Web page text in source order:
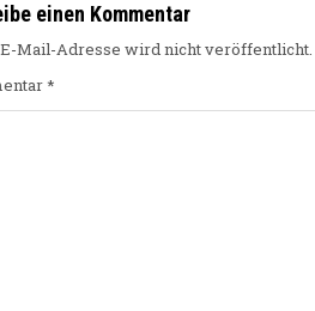
einen Kommentar
Mail-Adresse wird nicht veröffentlicht.
*